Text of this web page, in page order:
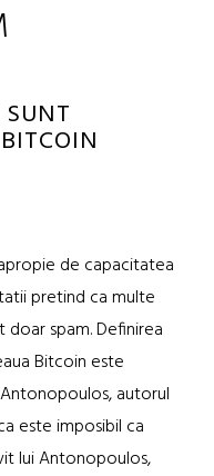
de capacitatea
pretind ca multe
spam. Definirea
Bitcoin este
autorul
este imposibil ca
lui Antonopoulos,